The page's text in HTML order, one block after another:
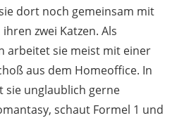
dort noch gemeinsam mit
zwei Katzen. Als
arbeitet sie meist mit einer
aus dem Homeoffice. In
sie unglaublich gerne
schaut Formel 1 und